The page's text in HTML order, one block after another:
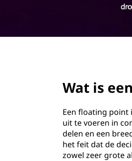
Wat is
Een floating point
uit te voeren in
delen en een
het feit dat de
zowel zeer grote